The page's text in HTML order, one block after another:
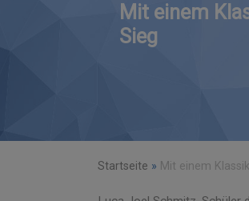
Mit einem
Sieg
Startseite » Mit einem